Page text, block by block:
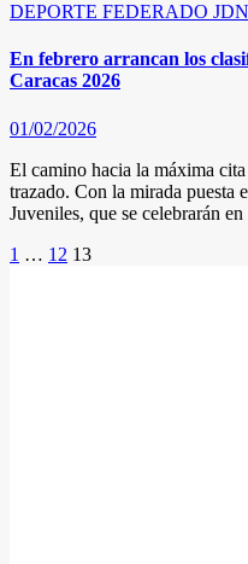
DEPORTE FEDERADO
En febrero arrancan los
Caracas 2026
01/02/2026
El camino hacia la máxima
trazado. Con la mirada puesta
Juveniles, que se celebrarán
Posts
1 … 12 13